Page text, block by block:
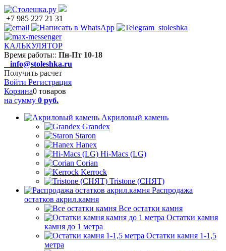
+7 985 227 21 31
КАЛЬКУЛЯТОР
Время работы:: Пн-Пт 10-18
info@stoleshka.ru
Получить расчет
Войти Регистрация
Корзина0 товаров
на сумму 0 руб.
Акриловый камень
Grandex
Staron
Hanex
Hi-Macs (LG)
Corian
Kerrock
Tristone (СНЯТ)
Распродажа
остатков акрил.камня
Все остатки камня
Остатки камня
камня до 1 метра
Остатки камня 1-1,5
метра